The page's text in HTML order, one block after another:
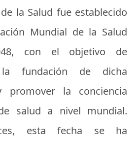
la Salud fue establecido
Mundial de la Salud
con el objetivo de
la fundación de dicha
promover la conciencia
salud a nivel mundial.
esta fecha se ha